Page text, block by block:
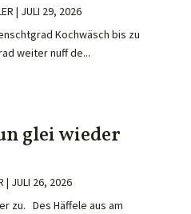
| JULI 29, 2026
Kochwäsch bis zu
weiter nuff de...
glei wieder
| JULI 26, 2026
zu. Des Häffele aus am